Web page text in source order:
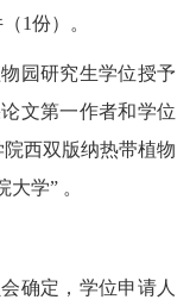
1份）。
园研究生学位授予
文第一作者和学位
西双版纳热带植物
大学” 。
确定，学位申请人